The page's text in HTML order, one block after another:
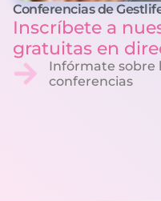
Conferencias de
Inscríbete a
gratuitas en
Infórmate sobre
conferencias